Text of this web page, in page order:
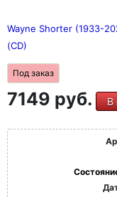
Wayne Shorter (1933-
(CD)
Под заказ
7149 руб. В